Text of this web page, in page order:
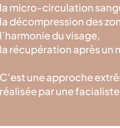
la micro-circulation
la décompression des
l’harmonie du visage,
la récupération après un
C’est une approche
réalisée par une